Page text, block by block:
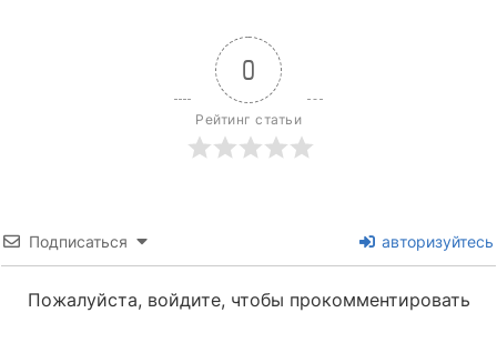
0
Рейтинг статьи
Подписаться авторизуйтесь
Пожалуйста, войдите, чтобы прокомментировать